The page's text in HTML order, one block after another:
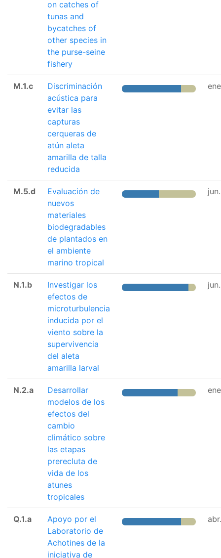
on catches of
tunas and
bycatches of
other species in
the purse-seine
fishery
M.1.c
Discriminación
acústica para
evitar las
capturas
cerqueras de
atún aleta
amarilla de talla
reducida
M.5.d
Evaluación de
nuevos
materiales
biodegradables
de plantados en
el ambiente
marino tropical
N.1.b
Investigar los
efectos de
microturbulencia
inducida por el
viento sobre la
supervivencia
del aleta
amarilla larval
N.2.a
Desarrollar
modelos de los
efectos del
cambio
climático sobre
las etapas
prerecluta de
vida de los
atunes
tropicales
Q.1.a
Apoyo por el
Laboratorio de
Achotines de la
iniciativa de